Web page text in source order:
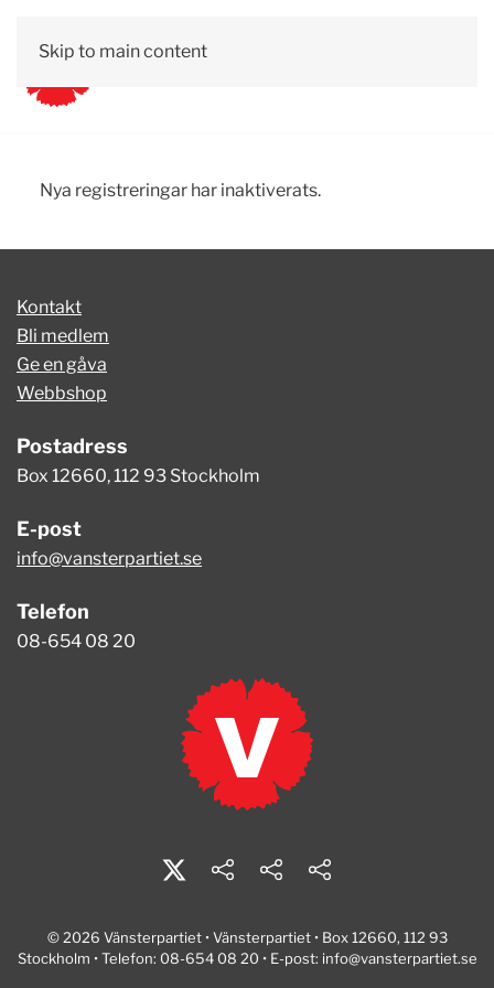
Skip to main content
Nya registreringar har inaktiverats.
Kontakt
Bli medlem
Ge en gåva
Webbshop
Postadress
Box 12660, 112 93 Stockholm
E-post
info@vansterpartiet.se
Telefon
08-654 08 20
© 2026 Vänsterpartiet • Vänsterpartiet • Box 12660, 112 93
Stockholm • Telefon: 08-654 08 20 • E-post: info@vansterpartiet.se